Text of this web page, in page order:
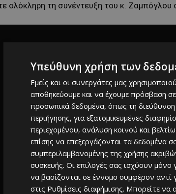
ολόκληρη τη συνέντευξη του κ.
Υπεύθυνη χρήση των
Εμείς και οι συνεργάτες μας
αποθηκεύουμε και να έχουμε πρόσβαση
προσωπικά δεδομένα, όπως τη
περιήγησης, για εξατομικευμένες
περιεχομένου, ανάλυση κοινού και
επίσης να επεξεργάζονται τα δεδομένα
συμπεριλαμβανομένης της χρήσης
συσκευής. Οι επιλογές σας ισχύουν
να βασίζονται σε έννομο συμφέρον αντί
στις Ρυθμίσεις διαφήμισης. Μπορείτε να